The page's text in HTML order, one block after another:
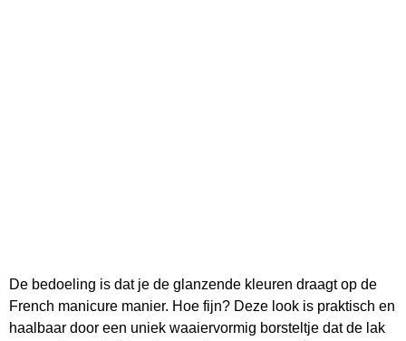
De bedoeling is dat je de glanzende kleuren draagt op de
French manicure manier. Hoe fijn? Deze look is praktisch en
haalbaar door een uniek waaiervormig borsteltje dat de lak